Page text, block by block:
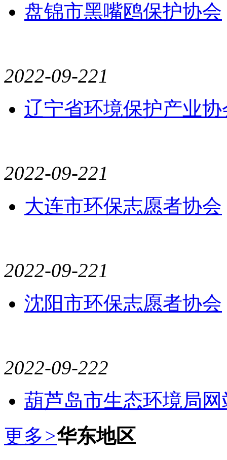
盘锦市黑嘴鸥保护协会
2022-09-221
辽宁省环境保护产业协
2022-09-221
大连市环保志愿者协会
2022-09-221
沈阳市环保志愿者协会
2022-09-222
葫芦岛市生态环境局网
更多>华东地区